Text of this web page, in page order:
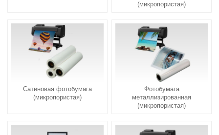
(микропористая)
Сатиновая фотобумага
(микропористая)
Фотобумага
металлизированная
(микропористая)